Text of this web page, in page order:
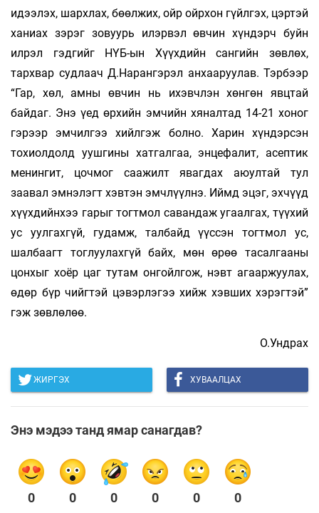
идээлэх, шархлах, бөөлжих, ойр ойрхон гүйлгэх, цэртэй
ханиах зэрэг зовуурь илэрвэл өвчин хүндэрч буйн
илрэл гэдгийг НҮБ-ын Хүүхдийн сангийн зөвлөх,
тархвар судлаач Д.Нарангэрэл анхааруулав. Тэрбээр
“Гар, хөл, амны өвчин нь ихэвчлэн хөнгөн явцтай
байдаг. Энэ үед өрхийн эмчийн хяналтад 14-21 хоног
гэрээр эмчилгээ хийлгэж болно. Харин хүндэрсэн
тохиолдолд уушгины хатгалгаа, энцефалит, асептик
менингит, цочмог саажилт явагдах аюултай тул
заавал эмнэлэгт хэвтэн эмчлүүлнэ. Иймд эцэг, эхчүүд
хүүхдийнхээ гарыг тогтмол савандаж угаалгах, түүхий
ус уулгахгүй, гудамж, талбайд үүссэн тогтмол ус,
шалбаагт тоглуулахгүй байх, мөн өрөө тасалгааны
цонхыг хоёр цаг тутам онгойлгож, нэвт агааржуулах,
өдөр бүр чийгтэй цэвэрлэгээ хийж хэвших хэрэгтэй”
гэж зөвлөлөө.
О.Ундрах
ЖИРГЭХ ХУВААЛЦАХ
Энэ мэдээ танд ямар санагдав?
0 0 0 0 0 0